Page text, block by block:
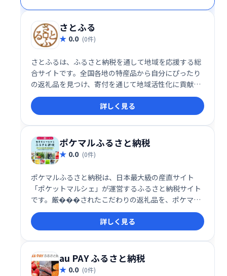
さとふる
0.0 (0件)
さとふるは、ふるさと納税を通して地域を応援する総
合サイトです。全国各地の特産品から自分にぴったり
の返礼品を見つけ、寄付を通じて地域活性化に貢献で
きます。簡単操作でスムーズな手続き、豊富な品揃え
が魅力です。ふるさと納税を検討中の方、ぜひさとふ
るをご利用ください。
詳しく見る
ポケマルふるさと納税
0.0 (0件)
ポケマルふるさと納税は、日本最大級の産直サイト
「ポケットマルシェ」が運営するふるさと納税サイト
です。厳���されたこだわりの返礼品を、ポケマル
ならではの安心・安全な品質でお届けします。生産者
と直接つながることで、地域を応援しながら、あなた
にぴったりの返礼品を見つけることができます。
詳しく見る
au PAY ふるさと納税
0.0 (0件)